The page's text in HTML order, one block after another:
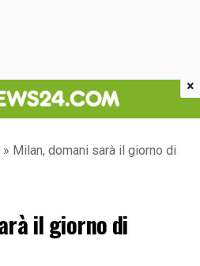
» Milan, domani sarà il giorno di
il giorno di
×